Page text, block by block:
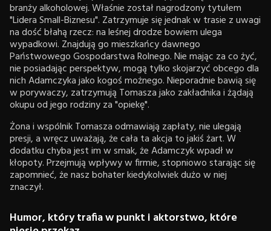
branży alkoholowej. Właśnie został nagrodzony tytułem
"Lidera Small-Biznesu". Zatrzymuje się jednak w trasie z uwagi
na dość błahą rzecz: na leśnej drodze bowiem ulega
wypadkowi. Znajdują go mieszkańcy dawnego
Państwowego Gospodarstwa Rolnego. Nie mając za co żyć,
nie posiadając perspektyw, mogą tylko skojarzyć obcego dla
nich Adamczyka jako kogoś możnego. Nieporadnie bawią się
w porywaczy, zatrzymują Tomasza jako zakładnika i żądają
okupu od jego rodziny za "opiekę".
Żona i wspólnik Tomasza odmawiają zapłaty, nie ulegają
presji, a wręcz uważają, że cała ta akcja to jakiś żart. W
dodatku chyba jest im w smak, że Adamczyk wpadł w
kłopoty. Przejmują wpływy w firmie, stopniowo starając się
zapomnieć, że nasz bohater kiedykolwiek dużo w niej
znaczył.
Humor, który trafia w punkt i aktorstwo, które